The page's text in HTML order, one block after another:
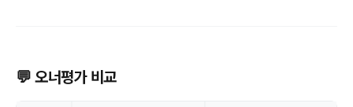
💬 오너평가 비교